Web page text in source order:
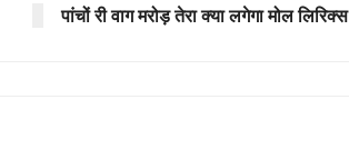
पांचों री वाग मरोड़ तेरा क्या लगेगा मोल लिरिक्स